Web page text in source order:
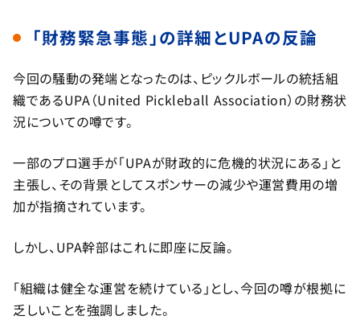
「財務緊急事態」の詳細とUPAの反論
今回の騒動の発端となったのは、ピックルボールの統括組
織であるUPA（United Pickleball Association）の財務状
況についての噂です。
一部のプロ選手が「UPAが財政的に危機的状況にある」と
主張し、その背景としてスポンサーの減少や運営費用の増
加が指摘されています。
しかし、UPA幹部はこれに即座に反論。
「組織は健全な運営を続けている」とし、今回の噂が根拠に
乏しいことを強調しました。